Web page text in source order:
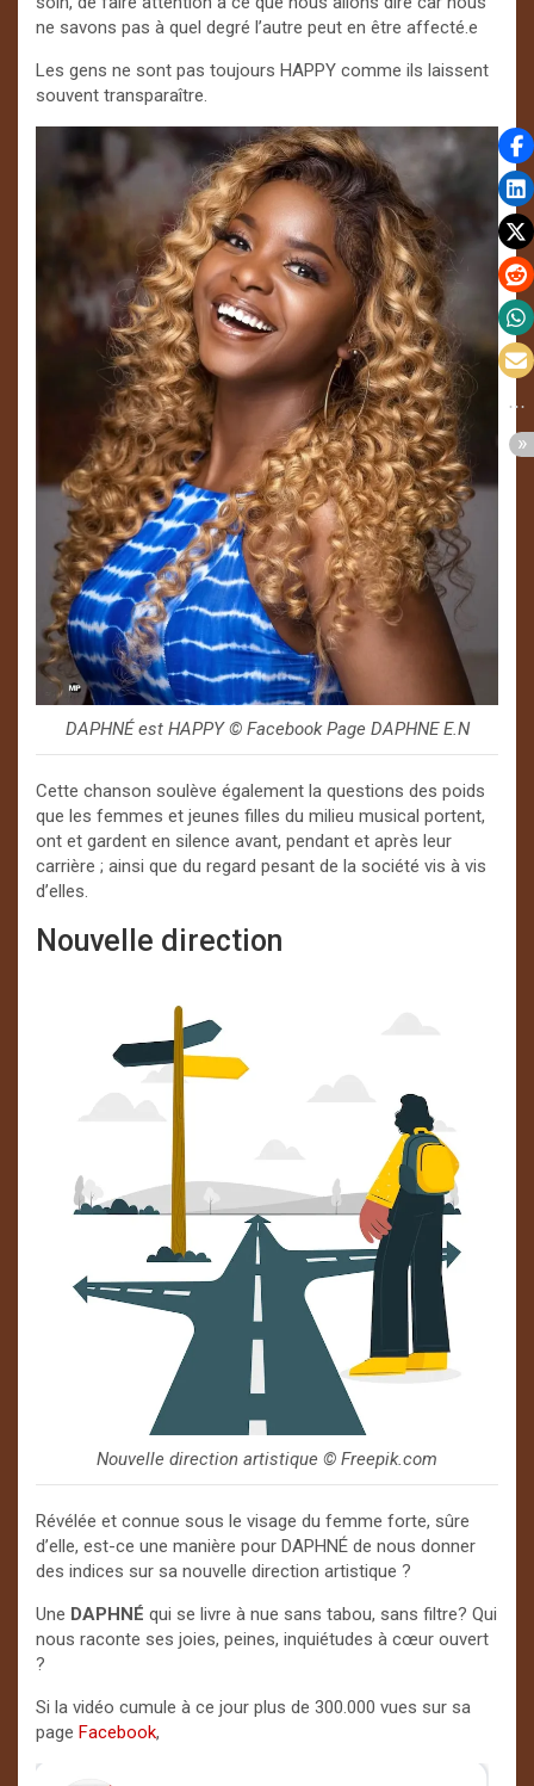
ne savons pas à quel degré l’autre peut en être affecté.e
Les gens ne sont pas toujours HAPPY comme ils laissent
souvent transparaître.
DAPHNÉ est HAPPY ©️ Facebook Page DAPHNE E.N
Cette chanson soulève également la questions des poids
que les femmes et jeunes filles du milieu musical portent,
ont et gardent en silence avant, pendant et après leur
carrière ; ainsi que du regard pesant de la société vis à vis
d’elles.
Nouvelle direction
Nouvelle direction artistique ©️ Freepik.com
Révélée et connue sous le visage du femme forte, sûre
d’elle, est-ce une manière pour DAPHNÉ de nous donner
des indices sur sa nouvelle direction artistique ?
Une DAPHNÉ qui se livre à nue sans tabou, sans filtre? Qui
nous raconte ses joies, peines, inquiétudes à cœur ouvert
?
Si la vidéo cumule à ce jour plus de 300.000 vues sur sa
page Facebook,